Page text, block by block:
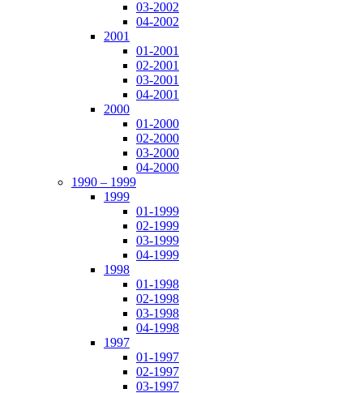
03-2002
04-2002
2001
01-2001
02-2001
03-2001
04-2001
2000
01-2000
02-2000
03-2000
04-2000
1990 – 1999
1999
01-1999
02-1999
03-1999
04-1999
1998
01-1998
02-1998
03-1998
04-1998
1997
01-1997
02-1997
03-1997